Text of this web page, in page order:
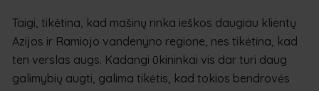
Taigi, tikėtina, kad mašinų rinka ieškos daugiau klientų
Azijos ir Ramiojo vandenyno regione, nes tikėtina, kad
ten verslas augs. Kadangi ūkininkai vis dar turi daug
galimybių augti, galima tikėtis, kad tokios bendrovės